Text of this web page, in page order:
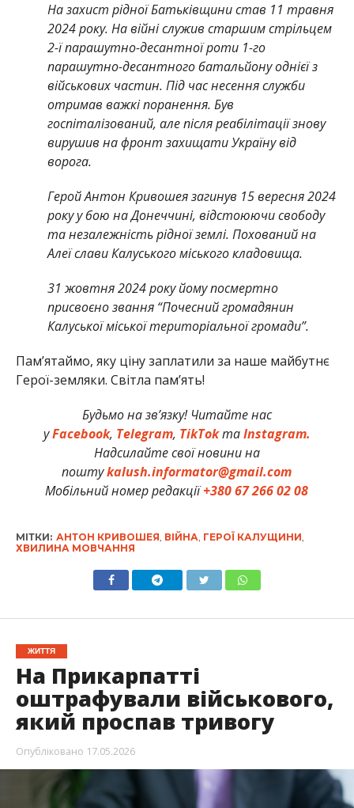
На захист рідної Батьківщини став 11 травня
2024 року. На війні служив старшим стрільцем
2-ї парашутно-десантної роти 1-го
парашутно-десантного батальйону однієї з
військових частин. Під час несення служби
отримав важкі поранення. Був
госпіталізований, але після реабілітації знову
вирушив на фронт захищати Україну від
ворога.
Герой Антон Кривошея загинув 15 вересня 2024
року у бою на Донеччині, відстоюючи свободу
та незалежність рідної землі. Похований на
Алеї слави Калуського міського кладовища.
31 жовтня 2024 року йому посмертно
присвоєно звання “Почесний громадянин
Калуської міської територіальної громади”.
Памʼятаймо, яку ціну заплатили за наше майбутнє
Герої-земляки. Світла пам’ять!
Будьмо на зв’язку! Читайте нас
уFacebook, Telegram, TikTokтаInstagram.
Надсилайте свої новини на
поштуkalush.informator@gmail.com
Мобільний номер редакції+380 67 266 02 08
МІТКИ: АНТОН КРИВОШЕЯ, ВІЙНА, ГЕРОЇ КАЛУЩИНИ,
ХВИЛИНА МОВЧАННЯ
ЖИТТЯ
На Прикарпатті
оштрафували військового,
який проспав тривогу
Опубліковано 17.05.2026